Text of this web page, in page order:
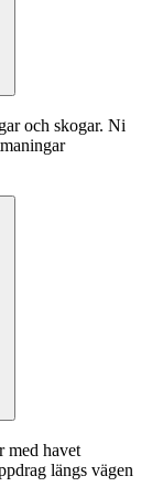
och skogar. Ni
med havet
längs vägen